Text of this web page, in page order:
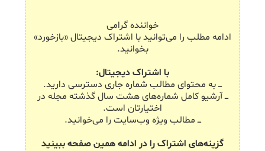
خواننده گرامی
ادامه مطلب را می‌توانید با اشتراک دیجیتال «بازخورد»
بخوانید.
با اشتراک دیجیتال:
ـــ به محتوای مطالب شماره جاری دسترسی دارید.
ـــ آرشیو کامل شماره‌های هشت سال گذشته مجله در
اختیارتان است.
ـــ مطالب ویژه وب‌سایت را می‌خوانید.
گزینه‌های اشتراک را در ادامه همین صفحه ببینید